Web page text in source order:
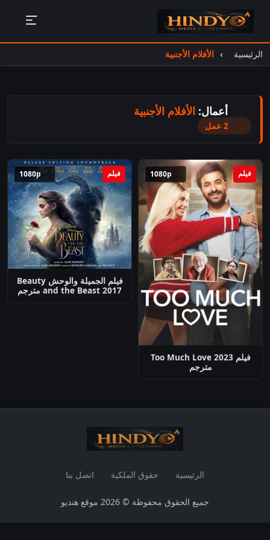
الرئيسية الأفلام الأجنبية
أعمال: الأفلام الأجنبية
فيلم
فيلم Too Much Love 2023
مترجم
فيلم 1080p
فيلم الجميلة والوحش Beauty
and the Beast 2017 مترجم
الرئيسية حقوق الملكية اتصل بنا
جميع الحقوق محفوظة © 2026 موقع هنديو